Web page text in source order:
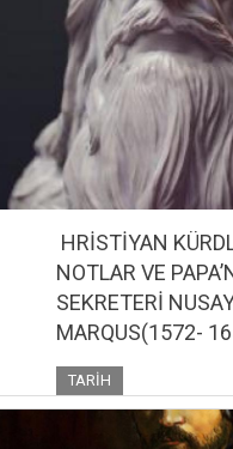
HRİSTİYAN
NOTLAR VE
SEKRETERİ
MARQUS(1572-
TARIH